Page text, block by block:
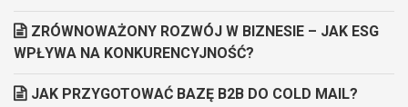
ZRÓWNOWAŻONY ROZWÓJ W BIZNESIE – JAK ESG
WPŁYWA NA KONKURENCYJNOŚĆ?
JAK PRZYGOTOWAĆ BAZĘ B2B DO COLD MAIL?